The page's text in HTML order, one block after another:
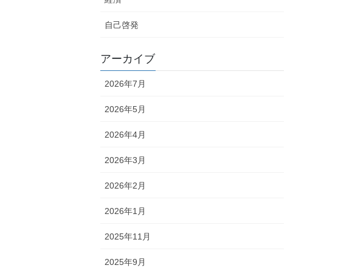
自己啓発
アーカイブ
2026年7月
2026年5月
2026年4月
2026年3月
2026年2月
2026年1月
2025年11月
2025年9月